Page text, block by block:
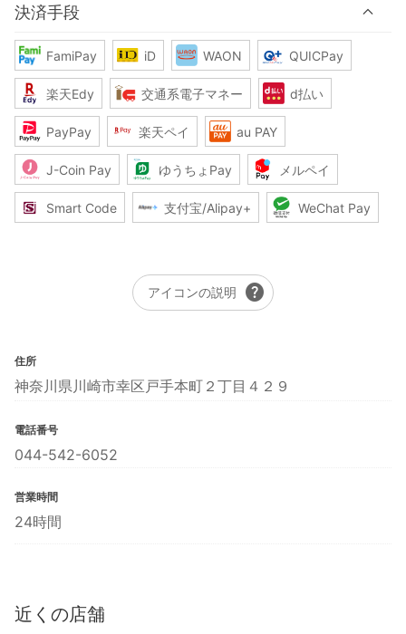
決済手段
FamiPay iD WAON QUICPay
楽天Edy 交通系電子マネー d払い
PayPay 楽天ペイ au PAY
J-Coin Pay ゆうちょPay メルペイ
Smart Code 支付宝/Alipay+ WeChat Pay
アイコンの説明 help
住所
神奈川県川崎市幸区戸手本町２丁目４２９
電話番号
044-542-6052
営業時間
24時間
近くの店舗